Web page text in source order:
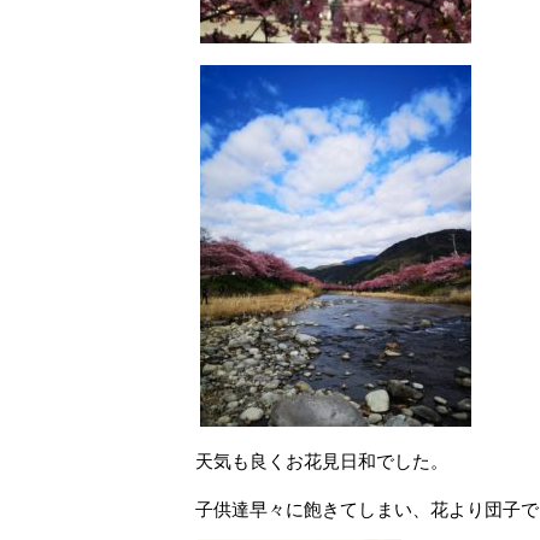
天気も良くお花見日和でした。
子供達早々に飽きてしまい、花より団子で